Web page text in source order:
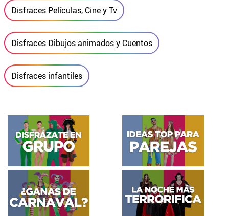
Disfraces Películas, Cine y Tv
Disfraces Dibujos animados y Cuentos
Disfraces infantiles